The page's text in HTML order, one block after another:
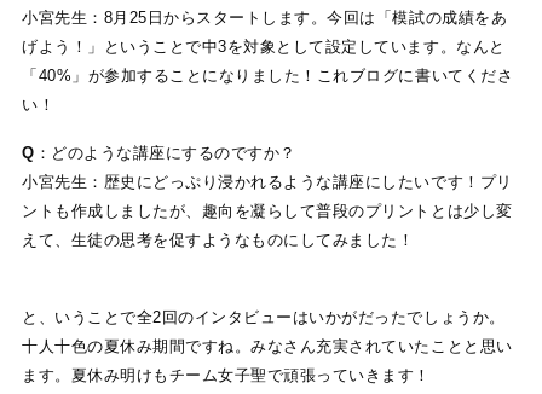
小宮先生：8月25日からスタートします。今回は「模試の成績をあ
げよう！」ということで中3を対象として設定しています。なんと
「40%」が参加することになりました！これブログに書いてくださ
い！
Q ：どのような講座にするのですか？
小宮先生：歴史にどっぷり浸かれるような講座にしたいです！プリ
ントも作成しましたが、趣向を凝らして普段のプリントとは少し変
えて、生徒の思考を促すようなものにしてみました！
と、いうことで全2回のインタビューはいかがだったでしょうか。
十人十色の夏休み期間ですね。みなさん充実されていたことと思い
ます。夏休み明けもチーム女子聖で頑張っていきます！